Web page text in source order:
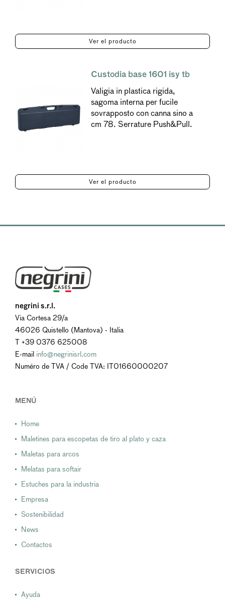
Ver el producto
Custodia base 1601 isy tb
Valigia in plastica rigida,
sagoma interna per fucile
sovrapposto con canna sino a
cm 78. Serrature Push&Pull.
Ver el producto
negrini s.r.l.
Via Cortesa 29/a
46026 Quistello (Mantova) - Italia
T +39 0376 625008
E-mail info@negrinisrl.com
Numéro de TVA / Code TVA: IT01660000207
MENÚ
Home
Maletines para escopetas de tiro al plato y caza
Maletas para arcos
Melatas para softair
Estuches para la industria
Empresa
Sostenibilidad
News
Contactos
SERVICIOS
Ayuda